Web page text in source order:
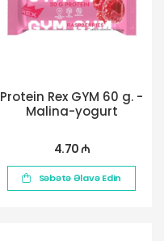
Protein Rex GYM 60 g. -
Malina-yogurt
4.70 ₼
Səbətə Əlavə Edin